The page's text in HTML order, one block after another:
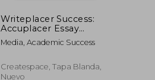
Writeplacer Success:
Accuplacer Essay
Writing Study Guide
(en Inglés)
Media, Academic Success
Createspace, Tapa Blanda,
Nuevo